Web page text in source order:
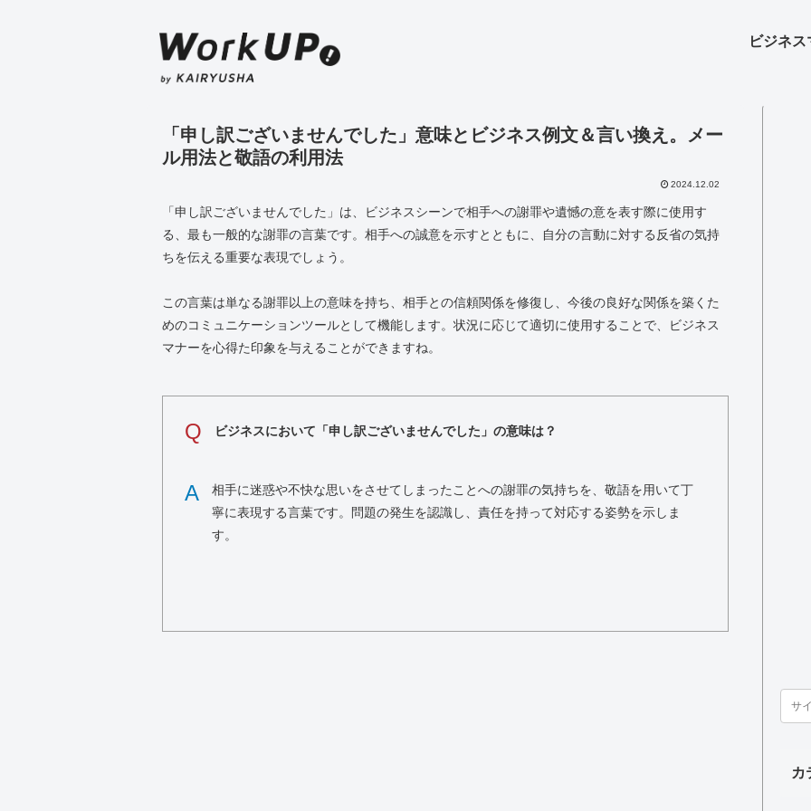
ビジネ
「申し訳ございませんでした」意味とビジネス例文＆言い換え。メー
ル用法と敬語の利用法
2024.12.02
「申し訳ございませんでした」は、ビジネスシーンで相手への謝罪や遺憾の意を表す際に使用す
る、最も一般的な謝罪の言葉です。相手への誠意を示すとともに、自分の言動に対する反省の気持
ちを伝える重要な表現でしょう。
この言葉は単なる謝罪以上の意味を持ち、相手との信頼関係を修復し、今後の良好な関係を築くた
めのコミュニケーションツールとして機能します。状況に応じて適切に使用することで、ビジネス
マナーを心得た印象を与えることができますね。
Q ビジネスにおいて「申し訳ございませんでした」の意味は？
A
相手に迷惑や不快な思いをさせてしまったことへの謝罪の気持ちを、敬語を用いて丁
寧に表現する言葉です。問題の発生を認識し、責任を持って対応する姿勢を示しま
す。
カ